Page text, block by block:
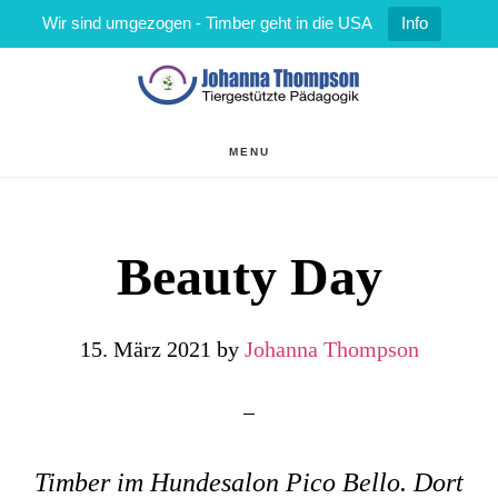
Wir sind umgezogen - Timber geht in die USA Info
MENU
Beauty Day
15. März 2021 by Johanna Thompson
Timber im Hundesalon Pico Bello. Dort